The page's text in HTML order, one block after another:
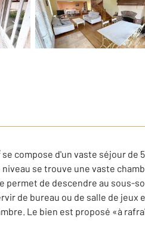
compose d'un vaste séjour
se trouve une vaste
de descendre au sous-
de bureau ou de salle de
Le bien est proposé «à